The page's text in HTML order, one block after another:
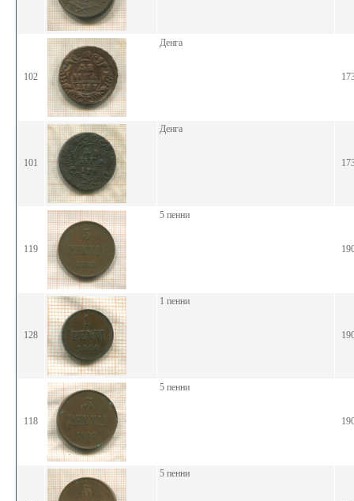
102
Денга
101
Денга
119
5 пенни
128
1 пенни
118
5 пенни
5 пенни